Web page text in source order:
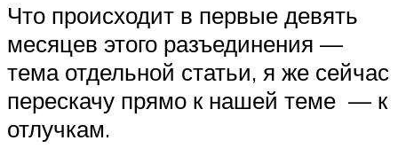
Что происходит в первые девять
месяцев этого разъединения —
тема отдельной статьи, я же сейчас
перескачу прямо к нашей теме — к
отлучкам.